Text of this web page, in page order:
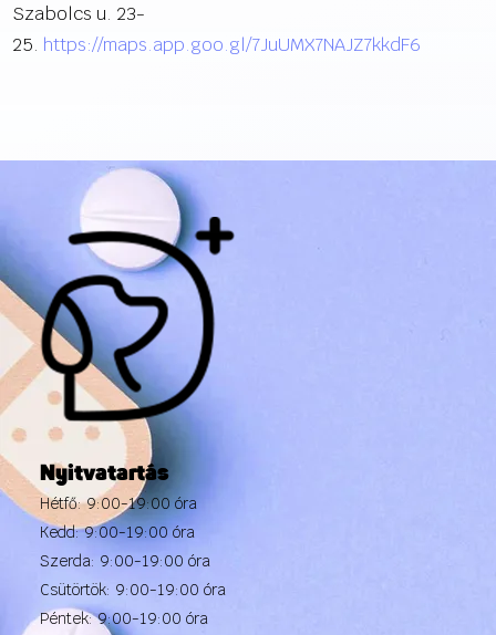
Szabolcs u. 23-
25. https://maps.app.goo.gl/7JuUMX7NAJZ7kkdF6
Nyitvatartás
Hétfő: 9:00-19:00 óra
Kedd: 9:00-19:00 óra
Szerda: 9:00-19:00 óra
Csütörtök: 9:00-19:00 óra
Péntek: 9:00-19:00 óra